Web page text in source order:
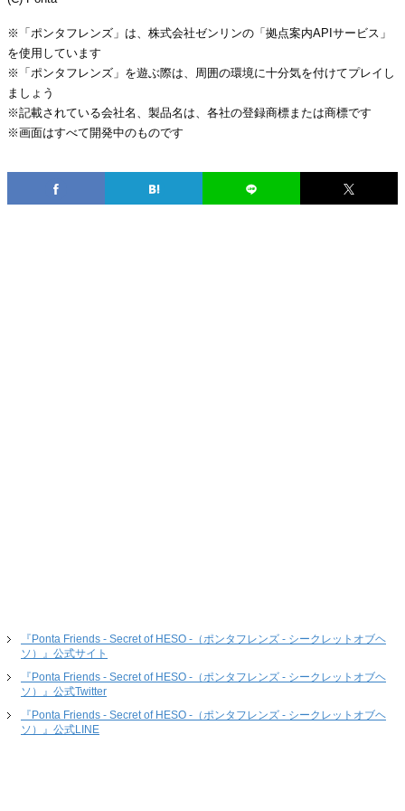
※「ポンタフレンズ」は、株式会社ゼンリンの「拠点案内APIサービス」
を使用しています
※「ポンタフレンズ」を遊ぶ際は、周囲の環境に十分気を付けてプレイし
ましょう
※記載されている会社名、製品名は、各社の登録商標または商標です
※画面はすべて開発中のものです
『Ponta Friends - Secret of HESO -（ポンタフレンズ - シークレットオブヘ
ソ）』公式サイト
『Ponta Friends - Secret of HESO -（ポンタフレンズ - シークレットオブヘ
ソ）』公式Twitter
『Ponta Friends - Secret of HESO -（ポンタフレンズ - シークレットオブヘ
ソ）』公式LINE